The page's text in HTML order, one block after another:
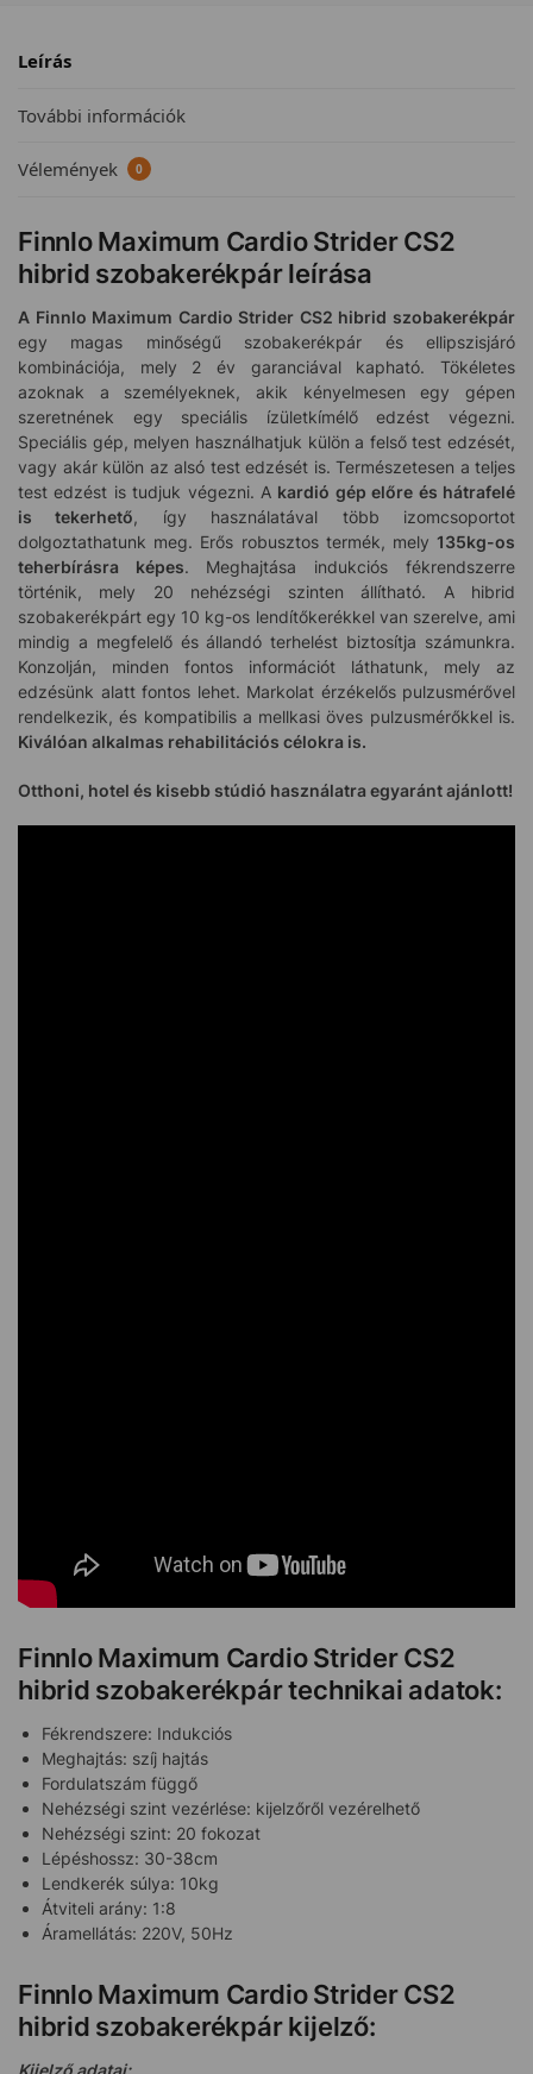
Leírás
További információk
Vélemények 0
Finnlo Maximum Cardio Strider CS2
hibrid szobakerékpár leírása
A Finnlo Maximum Cardio Strider CS2 hibrid szobakerékpár
egy magas minőségű szobakerékpár és ellipszisjáró
kombinációja, mely 2 év garanciával kapható. Tökéletes
azoknak a személyeknek, akik kényelmesen egy gépen
szeretnének egy speciális ízületkímélő edzést végezni.
Speciális gép, melyen használhatjuk külön a felső test edzését,
vagy akár külön az alsó test edzését is. Természetesen a teljes
test edzést is tudjuk végezni. A kardió gép előre és hátrafelé
is tekerhető, így használatával több izomcsoportot
dolgoztathatunk meg. Erős robusztos termék, mely 135kg-os
teherbírásra képes.
Meghajtása indukciós fékrendszerre
történik, mely 20 nehézségi szinten állítható. A hibrid
szobakerékpárt egy 10 kg-os lendítőkerékkel van szerelve, ami
mindig a megfelelő és állandó terhelést biztosítja számunkra.
Konzolján, minden fontos információt láthatunk, mely az
edzésünk alatt fontos lehet. Markolat érzékelős pulzusmérővel
rendelkezik, és kompatibilis a mellkasi öves pulzusmérőkkel is.
Kiválóan alkalmas rehabilitációs célokra is.
Otthoni, hotel és kisebb stúdió használatra egyaránt ajánlott!
Finnlo Maximum Cardio Strider CS2
hibrid szobakerékpár technikai adatok:
Fékrendszere: Indukciós
Meghajtás: szíj hajtás
Fordulatszám függő
Nehézségi szint vezérlése: kijelzőről vezérelhető
Nehézségi szint: 20 fokozat
Lépéshossz: 30-38cm
Lendkerék súlya: 10kg
Átviteli arány: 1:8
Áramellátás: 220V, 50Hz
Finnlo Maximum Cardio Strider CS2
hibrid szobakerékpár kijelző:
Kijelző adatai: